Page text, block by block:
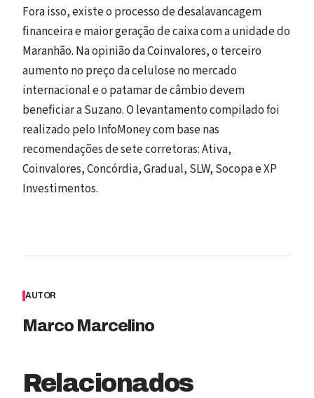
Fora isso, existe o processo de desalavancagem
financeira e maior geração de caixa com a unidade do
Maranhão. Na opinião da Coinvalores, o terceiro
aumento no preço da celulose no mercado
internacional e o patamar de câmbio devem
beneficiar a Suzano. O levantamento compilado foi
realizado pelo InfoMoney com base nas
recomendações de sete corretoras: Ativa,
Coinvalores, Concórdia, Gradual, SLW, Socopa e XP
Investimentos.
AUTOR
Marco Marcelino
Relacionados